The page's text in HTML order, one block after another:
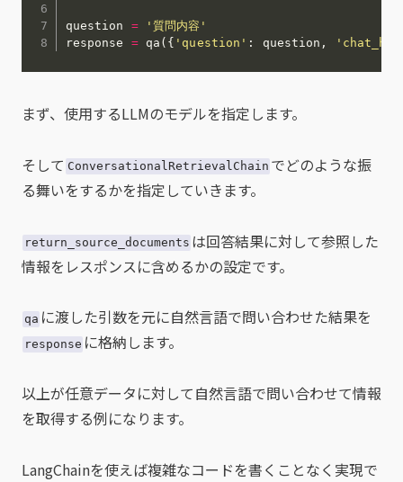
question =
'質問内容'
response = qa ( { 'question' : question ,
まず、使用するLLMのモデルを指定します。
そして ConversationalRetrievalChain でどのような振
る舞いをするかを指定していきます。
return_source_documents は回答結果に対して参照した
情報をレスポンスに含めるかの設定です。
qa に渡した引数を元に自然言語で問い合わせた結果を
response に格納します。
以上が任意データに対して自然言語で問い合わせて情報
を取得する例になります。
LangChainを使えば複雑なコードを書くことなく実現で